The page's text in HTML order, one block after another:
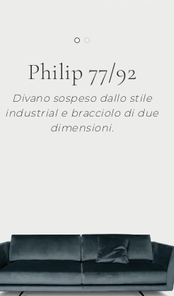
Philip 77/92
Divano sospeso dallo stile
industrial e bracciolo di due
dimensioni.